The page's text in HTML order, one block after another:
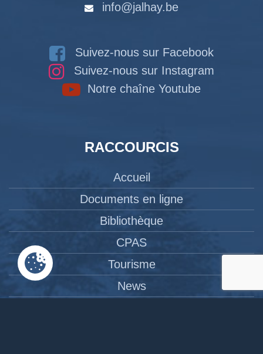
info@jalhay.be
Suivez-nous sur Facebook
Suivez-nous sur Instagram
Notre chaîne Youtube
RACCOURCIS
Accueil
Documents en ligne
Bibliothèque
CPAS
Tourisme
News